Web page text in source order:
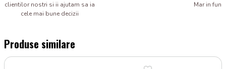
clientilor nostri si ii ajutam sa ia
cele mai bune decizii
Mar in
Produse similare